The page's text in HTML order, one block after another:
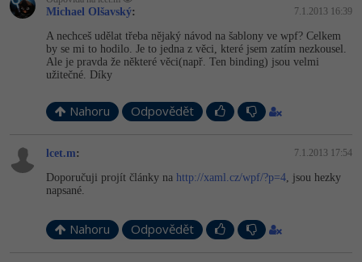
SEO specialista
Pro děti
Více
Fórum
Digitální gramotnost
Kurzy designu
Photoshop -80%
Michael Olšavský: 7.1.2013 16:39
A nechceš udělat třeba nějaký návod na šablony ve wpf? Celkem
by se mi to hodilo. Je to jedna z věci, které jsem zatím nezkousel.
Ale je pravda že některé věci(např. Ten binding) jsou velmi
užitečné. Díky
Nahoru Odpovědět
lcet.m: 7.1.2013 17:54
Doporučuji projít články na http://xaml.cz/wpf/?p=4, jsou hezky
napsané.
Nahoru Odpovědět